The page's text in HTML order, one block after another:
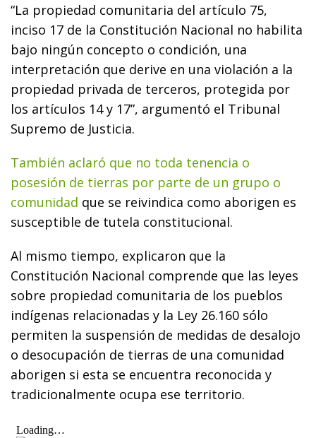
“La propiedad comunitaria del artículo 75,
inciso 17 de la Constitución Nacional no habilita
bajo ningún concepto o condición, una
interpretación que derive en una violación a la
propiedad privada de terceros, protegida por
los artículos 14 y 17”, argumentó el Tribunal
Supremo de Justicia.
También aclaró que no toda tenencia o
posesión de tierras por parte de un grupo o
comunidad que se reivindica como aborigen es
susceptible de tutela constitucional.
Al mismo tiempo, explicaron que la
Constitución Nacional comprende que las leyes
sobre propiedad comunitaria de los pueblos
indígenas relacionadas y la Ley 26.160 sólo
permiten la suspensión de medidas de desalojo
o desocupación de tierras de una comunidad
aborigen si esta se encuentra reconocida y
tradicionalmente ocupa ese territorio.